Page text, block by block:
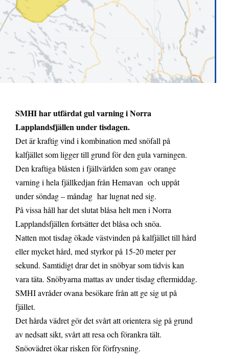
SMHI har utfärdat gul varning i Norra
Lapplandsfjällen under tisdagen.
Det är kraftig vind i kombination med snöfall på
kalfjället som ligger till grund för den gula varningen.
Den kraftiga blåsten i fjällvärlden som gav orange
varning i hela fjällkedjan från Hemavan och uppåt
under söndag – måndag har lugnat ned sig.
På vissa håll har det slutat blåsa helt men i Norra
Lapplandsfjällen fortsätter det blåsa och snöa.
Natten mot tisdag ökade västvinden på kalfjället till hård
eller mycket hård, med styrkor på 15-20 meter per
sekund. Samtidigt drar det in snöbyar som tidvis kan
vara täta. Snöbyarna mattas av under tisdag eftermiddag.
SMHI avråder ovana besökare från att ge sig ut på
fjället.
Det hårda vädret gör det svårt att orientera sig på grund
av nedsatt sikt, svårt att resa och förankra tält.
Snöovädret ökar risken för förfrysning.